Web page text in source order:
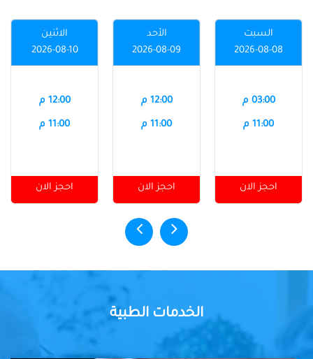
السبت
2026-08-08
03:00 م
11:00 م
احجز الان
الأحد
2026-08-09
12:00 م
11:00 م
احجز الان
الاثنين
2026-08-10
12:00 م
11:00 م
احجز الان
الخدمات الطبية